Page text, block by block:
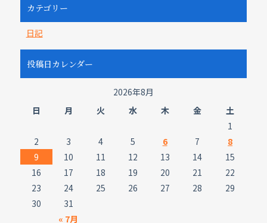
カテゴリー
日記
投稿日カレンダー
2026年8月
日
月 火 水 木 金 土
« 7月
1
2
3 4 5 6 7
8
9
10 11 12 13 14
15
16
17 18 19 20 21
22
23
24 25 26 27 28
29
30
31